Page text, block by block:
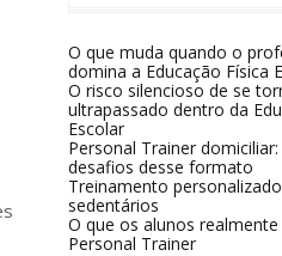
O que muda quando o
domina a Educação Física
O risco silencioso de se
ultrapassado dentro da
Escolar
Personal Trainer
desafios desse formato
Treinamento
sedentários
O que os alunos
Personal Trainer